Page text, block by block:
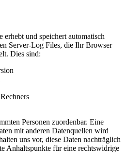
erhebt und speichert automatisch
Server-Log Files, die Ihr Browser
Dies sind:
Personen zuordenbar. Eine
mit anderen Datenquellen wird
uns vor, diese Daten nachträglich
Anhaltspunkte für eine rechtswidrige